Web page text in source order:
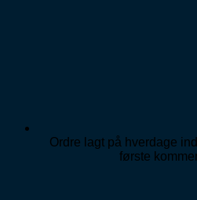
Ordre lagt på hverdage
første